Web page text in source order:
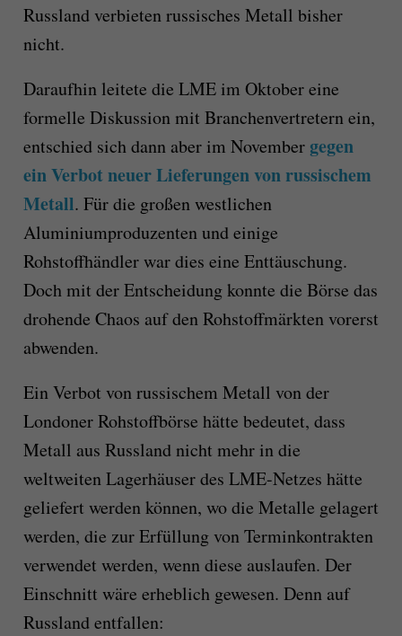
Russland verbieten russisches Metall bisher
nicht.
Daraufhin leitete die LME im Oktober eine
formelle Diskussion mit Branchenvertretern ein,
entschied sich dann aber im November gegen
ein Verbot neuer Lieferungen von russischem
Metall. Für die großen westlichen
Aluminiumproduzenten und einige
Rohstoffhändler war dies eine Enttäuschung.
Doch mit der Entscheidung konnte die Börse das
drohende Chaos auf den Rohstoffmärkten vorerst
abwenden.
Ein Verbot von russischem Metall von der
Londoner Rohstoffbörse hätte bedeutet, dass
Metall aus Russland nicht mehr in die
weltweiten Lagerhäuser des LME-Netzes hätte
geliefert werden können, wo die Metalle gelagert
werden, die zur Erfüllung von Terminkontrakten
verwendet werden, wenn diese auslaufen. Der
Einschnitt wäre erheblich gewesen. Denn auf
Russland entfallen: